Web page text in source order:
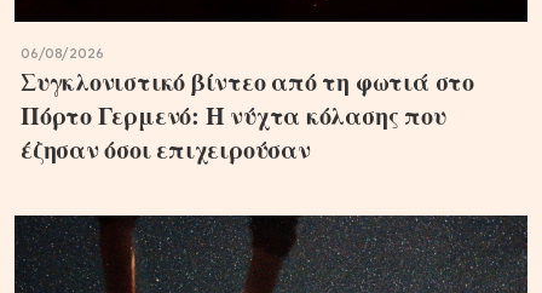
06/08/2026
Συγκλονιστικό βίντεο από τη φωτιά στο
Πόρτο Γερμενό: Η νύχτα κόλασης που
έζησαν όσοι επιχειρούσαν